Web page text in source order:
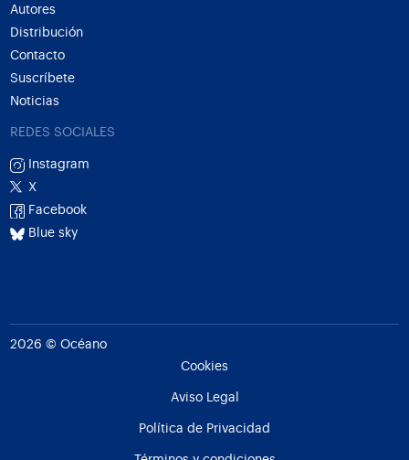
Autores
Distribución
Contacto
Suscríbete
Noticias
REDES SOCIALES
Instagram
X
Facebook
Blue sky
2026 © Océano
Cookies
Aviso Legal
Política de Privacidad